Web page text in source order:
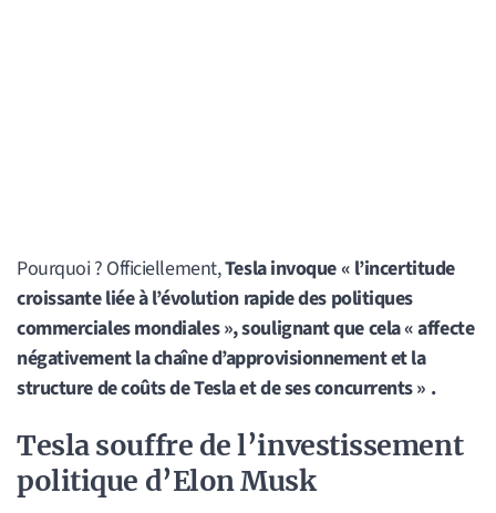
Pourquoi ? Officiellement,Tesla invoque « l’incertitude
croissante liée à l’évolution rapide des politiques
commerciales mondiales », soulignant que cela « affecte
négativement la chaîne d’approvisionnement et la
structure de coûts de Tesla et de ses concurrents » .
Tesla souffre de l’investissement
politique d’Elon Musk